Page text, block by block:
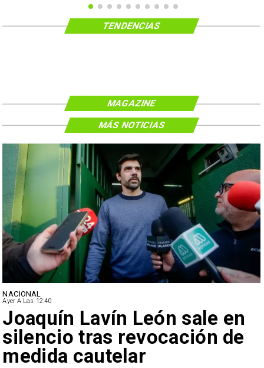
TENDENCIAS
MAGAZINE
NACIONAL
Ayer A Las 12:40
Joaquín Lavín León sale en
silencio tras revocación de
medida cautelar
MÁS NOTICIAS